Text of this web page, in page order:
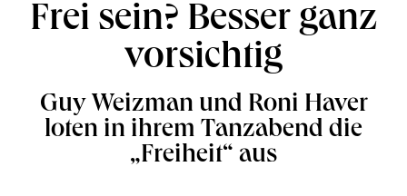
Frei sein? Besser ganz
vorsichtig
Guy Weizman und Roni Haver
loten in ihrem Tanzabend die
„Freiheit“ aus